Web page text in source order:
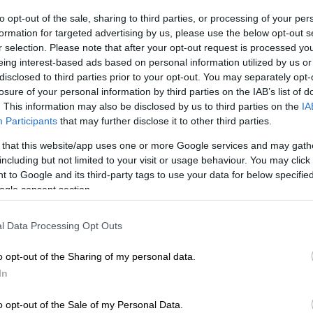
opt-out of the sale, sharing to third parties, or processing of your
for targeted advertising by us, please use the below opt-out
selection. Please note that after your opt-out request is processed
interest-based ads based on personal information utilized by us
to third parties prior to your opt-out. You may separately
of your personal information by third parties on the IAB’s list of
This information may also be disclosed by us to third parties on the
Participants that may further disclose it to other third parties.
that this website/app uses one or more Google services and may
but not limited to your visit or usage behaviour. You may
to Google and its third-party tags to use your data for below
consent section.
Data Processing Opt Outs
opt-out of the Sharing of my personal data.
opt-out of the Sale of my Personal Data.
black list των καζίνο
καζίνο είχε το… μυστικό του.